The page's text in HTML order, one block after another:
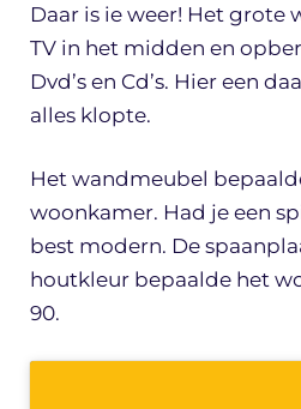
Daar is ie weer! Het
TV in het midden en
Dvd’s en Cd’s. Hier een
alles klopte.
Het wandmeubel
woonkamer. Had je een
best modern. De
houtkleur bepaalde het
90.